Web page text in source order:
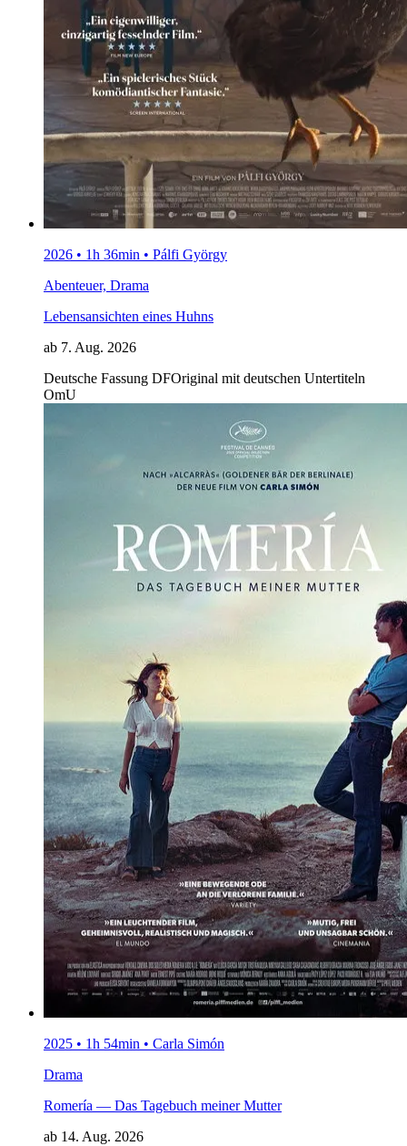
2026 • 1h 36min • Pálfi György
Abenteuer, Drama
Lebensansichten eines Huhns
ab 7. Aug. 2026
Deutsche Fassung DFOriginal mit deutschen Untertiteln
OmU
2025 • 1h 54min • Carla Simón
Drama
Romería — Das Tagebuch meiner Mutter
ab 14. Aug. 2026